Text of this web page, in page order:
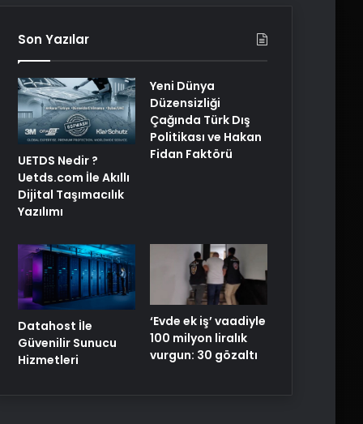
Son Yazılar
UETDS Nedir ?
Uetds.com İle Akıllı
Dijital Taşımacılık
Yazılımı
Yeni Dünya
Düzensizliği
Çağında Türk Dış
Politikası ve Hakan
Fidan Faktörü
Datahost İle
Güvenilir Sunucu
Hizmetleri
‘Evde ek iş’ vaadiyle
100 milyon liralık
vurgun: 30 gözaltı